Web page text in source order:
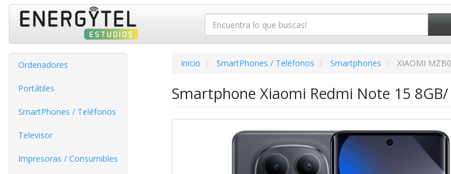
Ordenadores
Portátiles
SmartPhones / Teléfonos
Televisor
Impresoras / Consumibles
Inicio SmartPhones / Teléfonos Smartphones XIAOMI
Smartphone Xiaomi Redmi Note 15